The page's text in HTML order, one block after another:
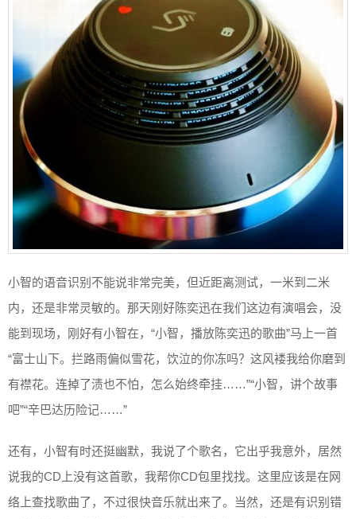
小智的语音识别不能说非常完美，但近距离测试，一米到二米
内，还是非常灵敏的。那天刚好陈奕迅在我们这边有演唱会，没
能到现场，刚好有小智在，“小智，播放陈奕迅的歌曲”马上一首
“富士山下。拦路雨偏似雪花，饮泣的你冻吗？这风褛我给你磨到
有襟花。连掉了渍也不怕，怎么始终牵挂……”“小智，讲个故事
吧”“辛巴达历险记……”
还有，小智有时还挺幽默，我说了个歌名，它出乎我意外，居然
说我的CD上没有这首歌，我帮你CD包里找找。这里应该是在网
络上查找歌曲了，不过很快音乐就出来了。当然，还是有识别错